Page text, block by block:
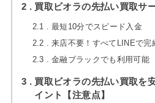
2 買取ビオラの先払い買取サ
2.1
最短10分でスピード入金
2.2
来店不要！すべてLINEで完
2.3
金融ブラックでも利用可能
3
買取ビオラの先払い買取を
イント【注意点】